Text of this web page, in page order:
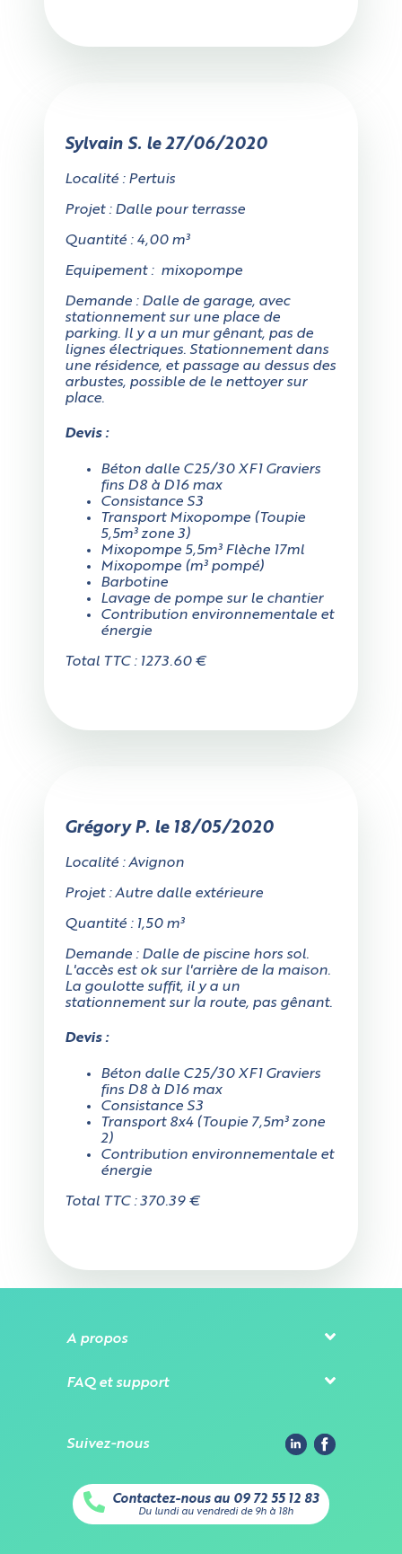
Sylvain S. le 27/06/2020
Localité : Pertuis
Projet : Dalle pour terrasse
Quantité : 4,00 m³
Equipement : mixopompe
Demande : Dalle de garage, avec
stationnement sur une place de
parking. Il y a un mur gênant, pas de
lignes électriques. Stationnement dans
une résidence, et passage au dessus des
arbustes, possible de le nettoyer sur
place.
Devis :
Béton dalle C25/30 XF1 Graviers
fins D8 à D16 max
Consistance S3
Transport Mixopompe (Toupie
5,5m³ zone 3)
Mixopompe 5,5m³ Flèche 17ml
Mixopompe (m³ pompé)
Barbotine
Lavage de pompe sur le chantier
Contribution environnementale et
énergie
Total TTC : 1273.60 €
Grégory P. le 18/05/2020
Localité : Avignon
Projet : Autre dalle extérieure
Quantité : 1,50 m³
Demande : Dalle de piscine hors sol.
L'accès est ok sur l'arrière de la maison.
La goulotte suffit, il y a un
stationnement sur la route, pas gênant.
Devis :
Béton dalle C25/30 XF1 Graviers
fins D8 à D16 max
Consistance S3
Transport 8x4 (Toupie 7,5m³ zone
2)
Contribution environnementale et
énergie
Total TTC : 370.39 €
A propos
FAQ et support
Suivez-nous
Contactez-nous au 09 72 55 12 83
Du lundi au vendredi de 9h à 18h